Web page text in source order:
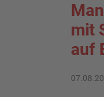
mit
auf